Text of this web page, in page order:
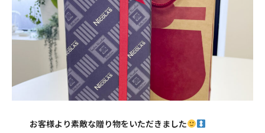
お客様より素敵な贈り物をいただきました